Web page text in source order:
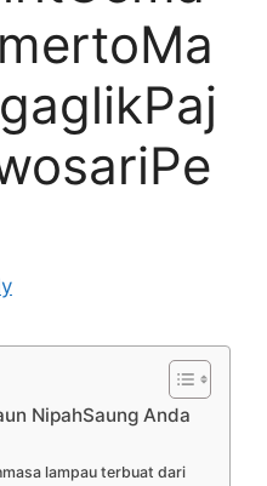
NipahSaung Anda
lampau terbuat dari